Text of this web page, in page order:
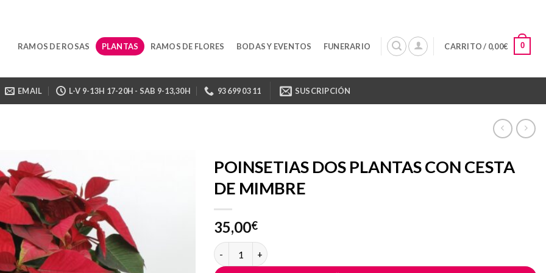
RAMOS DE ROSAS PLANTAS RAMOS DE FLORES BODAS Y EVENTOS FUNERARIO CARRITO / 0,00€ 0
EMAIL L-V 9-13H 17-20H - SAB 9-13,30H 93 699 03 11 SUSCRIPCIÓN
POINSETIAS DOS PLANTAS CON CESTA
DE MIMBRE
35,00€
POINSETIAS DOS PLANTAS CON CESTA DE MIMBRE cantidad